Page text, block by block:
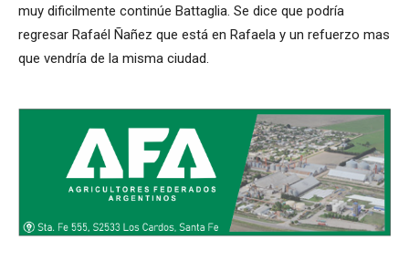
muy dificilmente continúe Battaglia. Se dice que podría
regresar Rafaél Ñañez que está en Rafaela y un refuerzo mas
que vendría de la misma ciudad.